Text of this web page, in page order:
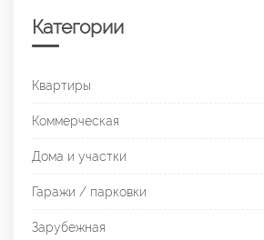
Категории
Квартиры
Коммерческая
Дома и участки
Гаражи / парковки
Зарубежная